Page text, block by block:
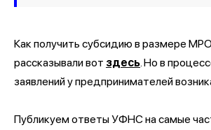
Как получить субсидию в размере
рассказывали вот здесь . Но в
заявлений у предпринимателей
Публикуем ответы УФНС на самые